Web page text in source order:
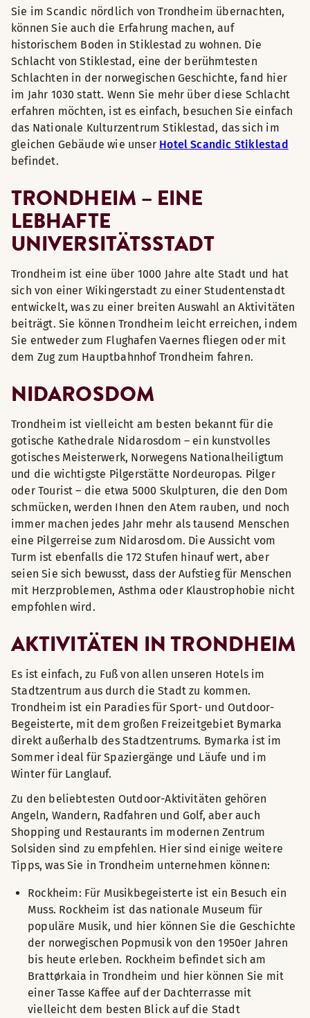
Sie im Scandic nördlich von Trondheim übernachten,
können Sie auch die Erfahrung machen, auf
historischem Boden in Stiklestad zu wohnen. Die
Schlacht von Stiklestad, eine der berühmtesten
Schlachten in der norwegischen Geschichte, fand hier
im Jahr 1030 statt. Wenn Sie mehr über diese Schlacht
erfahren möchten, ist es einfach, besuchen Sie einfach
das Nationale Kulturzentrum Stiklestad, das sich im
gleichen Gebäude wie unser Hotel Scandic Stiklestad
befindet.
TRONDHEIM – EINE
LEBHAFTE
UNIVERSITÄTSSTADT
Trondheim ist eine über 1000 Jahre alte Stadt und hat
sich von einer Wikingerstadt zu einer Studentenstadt
entwickelt, was zu einer breiten Auswahl an Aktivitäten
beiträgt. Sie können Trondheim leicht erreichen, indem
Sie entweder zum Flughafen Vaernes fliegen oder mit
dem Zug zum Hauptbahnhof Trondheim fahren.
NIDAROSDOM
Trondheim ist vielleicht am besten bekannt für die
gotische Kathedrale Nidarosdom – ein kunstvolles
gotisches Meisterwerk, Norwegens Nationalheiligtum
und die wichtigste Pilgerstätte Nordeuropas. Pilger
oder Tourist – die etwa 5000 Skulpturen, die den Dom
schmücken, werden Ihnen den Atem rauben, und noch
immer machen jedes Jahr mehr als tausend Menschen
eine Pilgerreise zum Nidarosdom. Die Aussicht vom
Turm ist ebenfalls die 172 Stufen hinauf wert, aber
seien Sie sich bewusst, dass der Aufstieg für Menschen
mit Herzproblemen, Asthma oder Klaustrophobie nicht
empfohlen wird.
AKTIVITÄTEN IN TRONDHEIM
Es ist einfach, zu Fuß von allen unseren Hotels im
Stadtzentrum aus durch die Stadt zu kommen.
Trondheim ist ein Paradies für Sport- und Outdoor-
Begeisterte, mit dem großen Freizeitgebiet Bymarka
direkt außerhalb des Stadtzentrums. Bymarka ist im
Sommer ideal für Spaziergänge und Läufe und im
Winter für Langlauf.
Zu den beliebtesten Outdoor-Aktivitäten gehören
Angeln, Wandern, Radfahren und Golf, aber auch
Shopping und Restaurants im modernen Zentrum
Solsiden sind zu empfehlen. Hier sind einige weitere
Tipps, was Sie in Trondheim unternehmen können:
Rockheim: Für Musikbegeisterte ist ein Besuch ein
Muss. Rockheim ist das nationale Museum für
populäre Musik, und hier können Sie die Geschichte
der norwegischen Popmusik von den 1950er Jahren
bis heute erleben. Rockheim befindet sich am
Brattørkaia in Trondheim und hier können Sie mit
einer Tasse Kaffee auf der Dachterrasse mit
vielleicht dem besten Blick auf die Stadt